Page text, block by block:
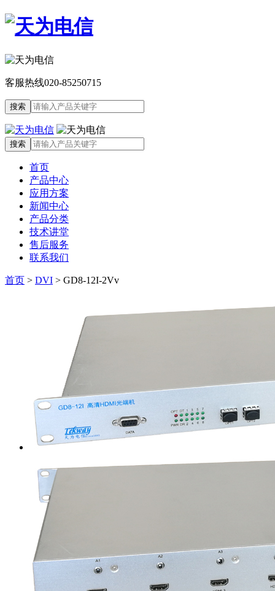
客服热线020-85250715
首页
产品中心
应用方案
新闻中心
产品分类
技术讲堂
售后服务
联系我们
首页 > DVI > GD8-12I-2Vv